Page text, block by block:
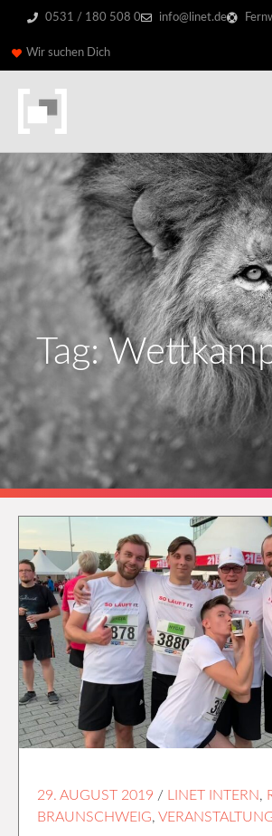
0531 / 180 508 0 info@linet.de
Wir suchen Dich
Tag:
29. AUGUST 2019 / LINET INTERN,
BRAUNSCHWEIG,